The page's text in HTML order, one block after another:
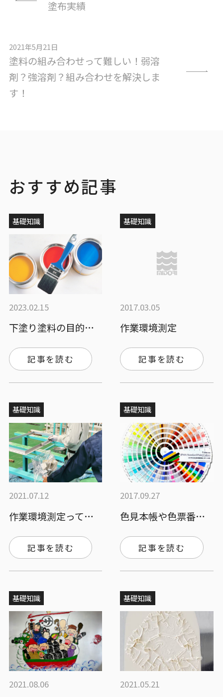
塗布実績
2021年5月21日
塗料の組み合わせって難しい！弱溶
剤？強溶剤？組み合わせを解決しま
す！
おすすめ記事
基礎知識
2023.02.15
下塗り塗料の目的はなに？上塗り・中塗り塗…
記事を読む
基礎知識
2017.03.05
作業環境測定
記事を読む
基礎知識
2021.07.12
作業環境測定って何？必要となる作業場や実…
記事を読む
基礎知識
2017.09.27
色見本帳や色票番号をご存知ですか？知って…
記事を読む
基礎知識
2021.08.06
基礎知識
2021.05.21